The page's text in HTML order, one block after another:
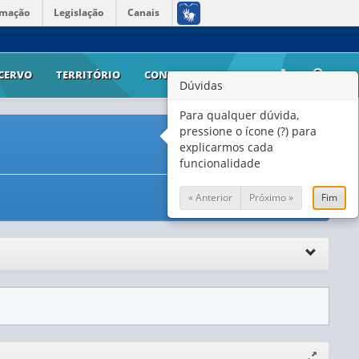
Legislação Canais
TERRITÓRIO CONTATO AJUDA
Dúvidas
Para qualquer dúvida,
pressione o ícone (?) para
explicarmos cada
funcionalidade
« Anterior Próximo » Fim